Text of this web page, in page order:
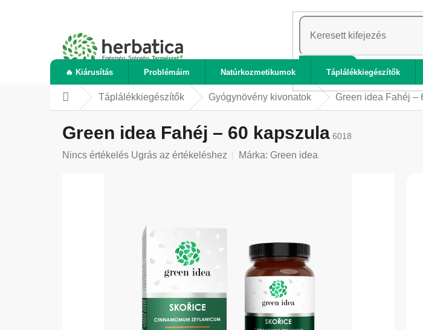
KERESÉS
🔥 Kiárusítás Problémáim Natúrkozmetikumok Táplálékkiegészítők
KezdőlapTáplálékkiegészítők Gyógynövény kivonatok Green idea Fahéj –
Green idea Fahéj – 60 kapszula 6018
A
Nincs értékelés Ugrás az értékeléshez Márka: Green idea